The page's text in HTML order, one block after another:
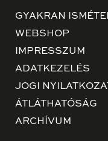
GYAKRAN
WEBSHOP
IMPRESSZUM
ADATKEZELÉS
JOGI
ÁTLÁTHATÓSÁG
ARCHÍVUM